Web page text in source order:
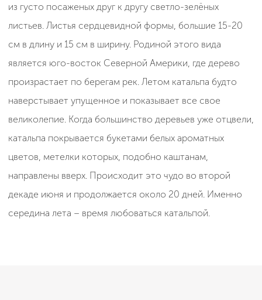
из густо посаженых друг к другу светло-зелёных
листьев. Листья сердцевидной формы, большие 15-20
см в длину и 15 см в ширину. Родиной этого вида
является юго-восток Северной Америки, где дерево
произрастает по берегам рек. Летом катальпа будто
наверстывает упущенное и показывает все свое
великолепие. Когда большинство деревьев уже отцвели,
катальпа покрывается букетами белых ароматных
цветов, метелки которых, подобно каштанам,
направлены вверх. Происходит это чудо во второй
декаде июня и продолжается около 20 дней. Именно
середина лета – время любоваться катальпой.